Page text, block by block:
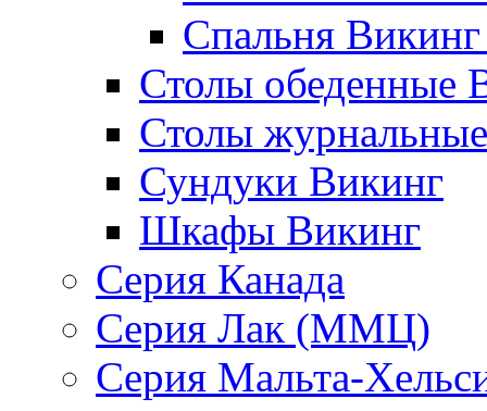
Спальня
Столы обеденные
Столы
Сундуки Викинг
Шкафы Викинг
Серия Канада
Серия Лак (ММЦ)
Серия Мальта-